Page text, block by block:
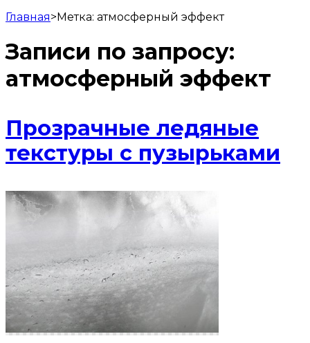
Главная>Метка: атмосферный эффект
Записи по запросу:
атмосферный эффект
Прозрачные ледяные
текстуры с пузырьками